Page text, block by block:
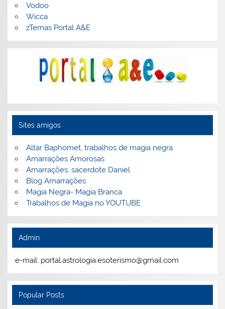
Vodoo
Wicca
zTemas Portal A&E
Sites amigos
Altar Baphomet, trabalhos de magia negra
Amarrações Amorosas
Amarrações, sacerdote Daniel
Blog Amarrações
Magia Negra- Magia Branca
Trabalhos de Magia no YOUTUBE
Admin
e-mail: portal.astrologia.esoterismo@gmail.com
Popular Posts